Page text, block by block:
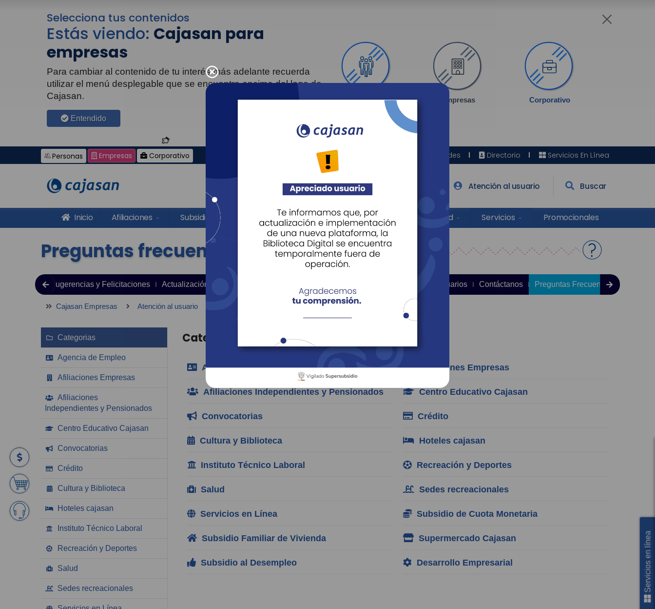
Selecciona tus contenidos
Estás viendo: Cajasan para
empresas
Para cambiar al contenido de tu interés más adelante recuerda
utilizar el menú desplegable que se encuentra encima del logo de
Cajasan.
Entendido
Personas Empresas Corporativo
Personas Empresas Corporativo Sedes Directorio Servicios En Línea
Agéndate Atención al usuario Buscar
Inicio Afiliaciones Subsidios Recreación Educación Cultura Salud Servicios Promocionales
Preguntas frecuentes
Reclamos Sugerencias y Felicitaciones Actualización de Datos Derechos y Deberes de los Afiliados, Beneficiarios y Usuarios Contáctanos Preguntas Frecuentes
Cajasan Empresas Atención al usuario
Categorias
Agencia de Empleo
Afiliaciones Empresas
Afiliaciones
Independientes y Pensionados
Centro Educativo Cajasan
Convocatorias
Crédito
Cultura y Biblioteca
Hoteles cajasan
Instituto Técnico Laboral
Recreación y Deportes
Salud
Sedes recreacionales
Categorias
Agencia de Empleo Afiliaciones Empresas
Afiliaciones Independientes y Pensionados Centro Educativo Cajasan
Convocatorias Crédito
Cultura y Biblioteca Hoteles cajasan
Instituto Técnico Laboral Recreación y Deportes
Salud Sedes recreacionales
Servicios en Línea Subsidio de Cuota Monetaria
Subsidio Familiar de Vivienda Supermercado Cajasan
Subsidio al Desempleo Desarrollo Empresarial Servicios en línea